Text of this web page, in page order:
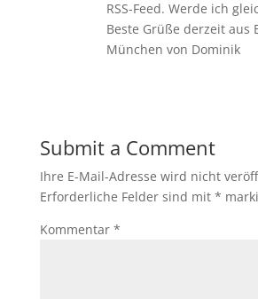
RSS-Feed. Werde ich
Beste Grüße derzeit aus
München von Dominik
Submit a Comment
Ihre E-Mail-Adresse wird nicht
Erforderliche Felder sind mit *
Kommentar *